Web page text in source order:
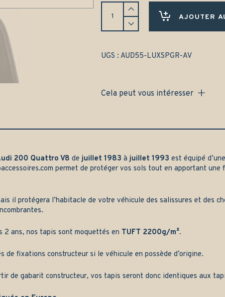
Tapis
Audi
(1982-
-
AJOUTER
UGS : AUD55-LUXSPGR-AV
Cela peut vous intéresser
200 Quattro V8 de juillet 1983 à juillet 1993 est équipé
permet de protéger vos sols tout en apportant une
il protégera l’habitacle de votre véhicule des salissures et des
2 ans, nos tapis sont moquettés en TUFT 2200g/m².
de fixations constructeur si le véhicule en possède d’origine.
de gabarit constructeur, vos tapis seront donc identiques aux